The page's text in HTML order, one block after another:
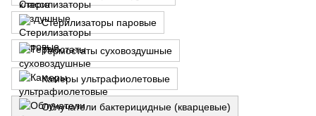
Стерилизаторы паровые
Термостаты суховоздушные
Камеры ультрафиолетовые
Облучатели бактерицидные (кварцевые)